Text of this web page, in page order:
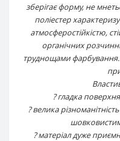
зберігає форму, не
поліестер
атмосферостійкістю,
органічних
труднощами
? гладка
? велика
? матеріал дуже